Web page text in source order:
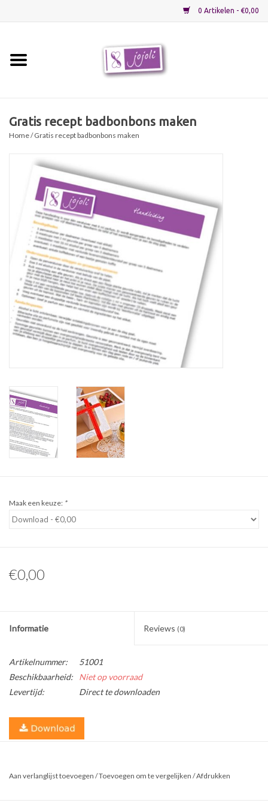
0 Artikelen - €0,00
Materialen
Startpakketten
Recepten
Sale
Cadeaubon
Zelf maken
Gratis recept badbonbons maken
Home/ Gratis recept badbonbons maken
Maak een keuze: *
€0,00
Informatie Reviews (0)
Artikelnummer:
51001
Beschikbaarheid:
Niet op voorraad
Levertijd:
Direct te downloaden
Maak heerlijk geurende 100% natuurlijke badbonbons. Deze
Aan verlanglijst toevoegen /Toevoegen om te vergelijken /Afdrukken